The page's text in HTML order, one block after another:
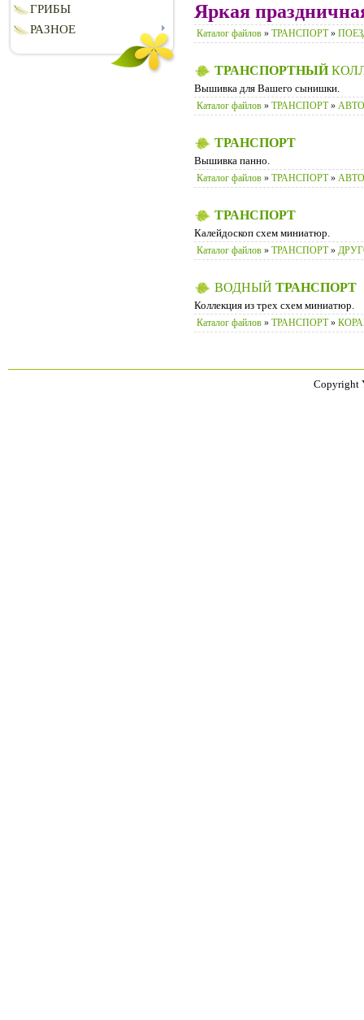
ГРИБЫ
РАЗНОЕ
Яркая
Каталог файлов » ТРАНСПОРТ »
ТРАНСПОРТНЫЙ
Вышивка для Вашего сынишки.
Каталог файлов » ТРАНСПОРТ »
ТРАНСПОРТ
Вышивка панно.
Каталог файлов » ТРАНСПОРТ »
ТРАНСПОРТ
Калейдоскоп схем миниатюр.
Каталог файлов » ТРАНСПОРТ »
ВОДНЫЙ ТРАНСПОРТ
Коллекция из трех схем миниатюр.
Каталог файлов » ТРАНСПОРТ »
Copyright